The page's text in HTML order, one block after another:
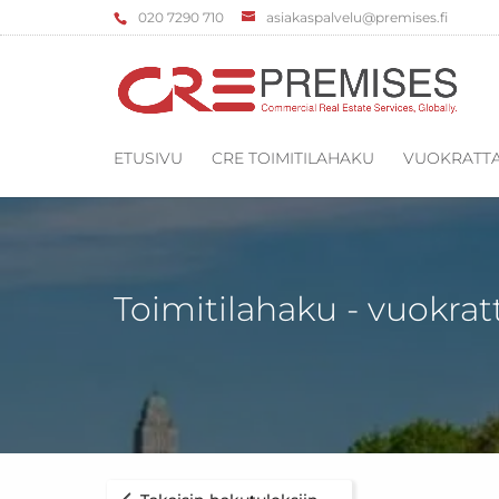
‌020 7290 710 asiakaspalvelu@premises.fi
ETUSIVU CRE TOIMITILAHAKU
Toimitilahaku -